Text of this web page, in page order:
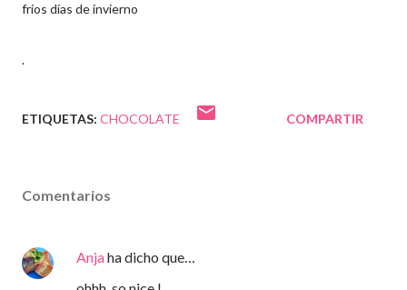
fríos días de invierno
.
ETIQUETAS: CHOCOLATE COMPARTIR
Comentarios
Anjaha dicho que…